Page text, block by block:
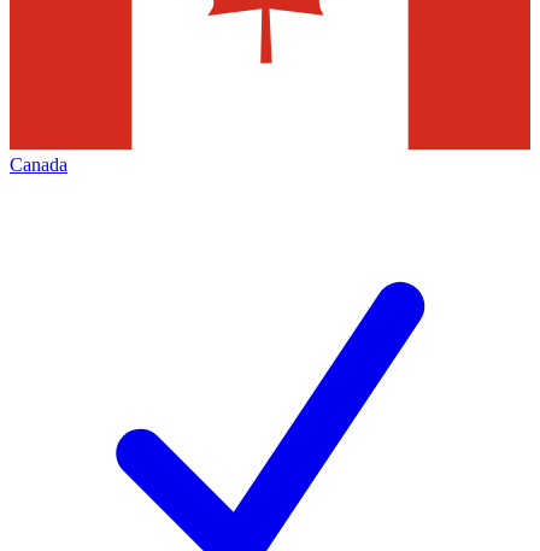
Canada